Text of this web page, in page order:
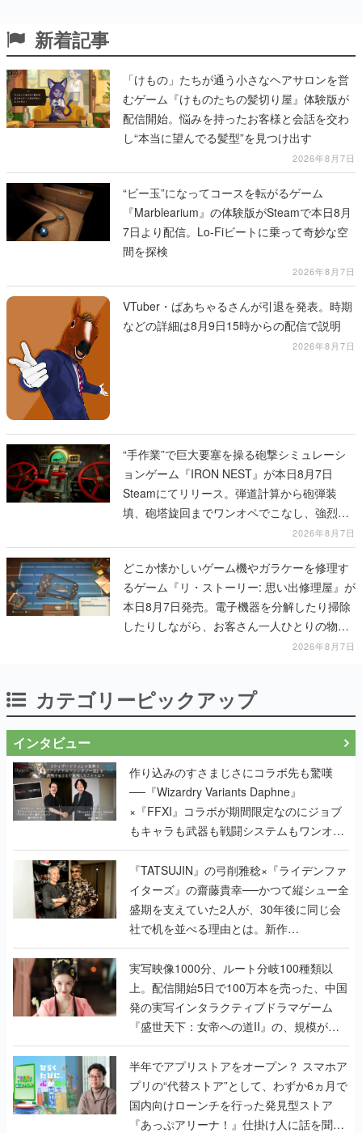
新着記事
「けもの」たちが通う小さなヘアサロンを営
むゲーム『けものたちの髪切り屋』体験版が
配信開始。悩みを持ったお客様と会話を交わ
し“本当に望んでる髪型”を見つけ出す
2026年8月7日
“ビー玉”になってコースを転がるゲーム
『Marblearium』の体験版がSteamで本日8月
7日より配信。Lo-Fiビートに乗って奇妙な空
間を探検
2026年8月7日
VTuber・ばあちゃるさんが引退を発表。時期
などの詳細は8月9日15時からの配信で説明
2026年8月7日
“手作業”で巨大要塞を操る砲撃シミュレーシ
ョンゲーム『IRON NEST』が本日8月7日
Steamにてリリース。弾道計算から砲弾装
填、砲塔旋回までワンオペでこなし、強烈な
一撃をブチかませるロマンある作品2026年8月7日
どこか懐かしいゲーム機やガラケーを修理す
るゲーム『リ・ストーリー: 思い出修理屋』が
本日8月7日発売。電子機器を分解したり掃除
したりしながら、お客さん一人ひとりの物語
2026年8月7日
カテゴリーピックアップ
インタビュー
作り込みのすさまじさにコラボ先も驚嘆
──『Wizardry Variants Daphne』
×『FFXI』コラボが期間限定なのにジョブ
もキャラも武器も戦闘システムもワンオフ
で作り込まれた理由を両ディレクターに聞
く
『TATSUJIN』の弓削雅稔×『ライデンファ
イターズ』の齋藤貴幸──かつて縦シュー全
盛期を支えていた2人が、30年後に同じ会
社で机を並べる理由とは。新作
『TATSUJIN EXTREME』で初タッグを組
んだレジェンド2人に訊く開発秘話
実写映像1000分、ルート分岐100種類以
上。配信開始5日で100万本を売った、中国
発の実写インタラクティブドラマゲーム
『盛世天下：女帝への道II』の、規模が違
うこだわりをプロデューサーに聞いた
半年でアプリストアをオープン？ スマホア
プリの“代替ストア”として、わずか6ヵ月で
国内向けローンチを行った発見型ストア
『あっぷアリーナ！』仕掛け人に話を聞い